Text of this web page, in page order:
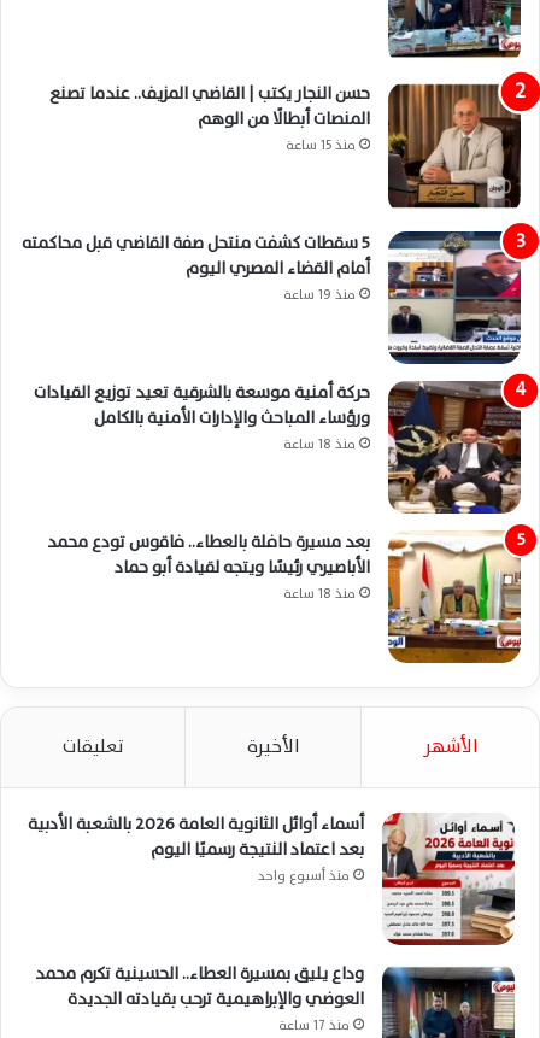
حسن النجار يكتب | القاضي المزيف.. عندما تصنع
المنصات أبطالًا من الوهم
منذ 15 ساعة
5 سقطات كشفت منتحل صفة القاضي قبل محاكمته
أمام القضاء المصري اليوم
منذ 19 ساعة
حركة أمنية موسعة بالشرقية تعيد توزيع القيادات
ورؤساء المباحث والإدارات الأمنية بالكامل
منذ 18 ساعة
بعد مسيرة حافلة بالعطاء.. فاقوس تودع محمد
الأباصيري رئيسًا ويتجه لقيادة أبو حماد
منذ 18 ساعة
الأشهر الأخيرة تعليقات
أسماء أوائل الثانوية العامة 2026 بالشعبة الأدبية
بعد اعتماد النتيجة رسميًا اليوم
منذ أسبوع واحد
وداع يليق بمسيرة العطاء.. الحسينية تكرم محمد
العوضي والإبراهيمية ترحب بقيادته الجديدة
منذ 17 ساعة